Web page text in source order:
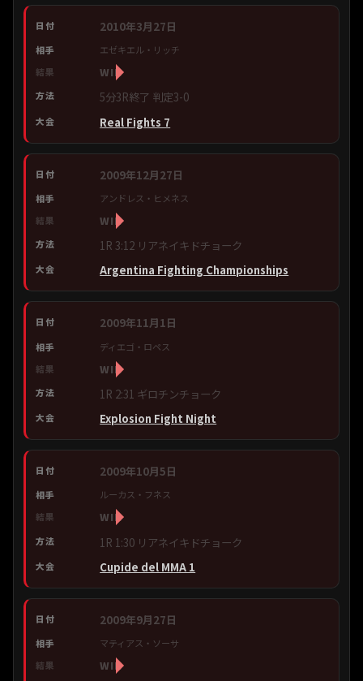
2010年3月27日
エゼキエル・リッチ
WIN
5分3R終了 判定3-0
Real Fights 7
2009年12月27日
アンドレス・ヒメネス
WIN
1R 3:12 リアネイキドチョーク
Argentina Fighting Championships
2009年11月1日
ディエゴ・ロペス
WIN
1R 2:31 ギロチンチョーク
Explosion Fight Night
2009年10月5日
ルーカス・フネス
WIN
1R 1:30 リアネイキドチョーク
Cupide del MMA 1
2009年9月27日
マティアス・ソーサ
WIN